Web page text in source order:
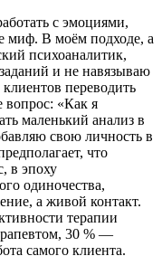
с эмоциями,
миф. В моём подходе, а
психоаналитик,
и не навязываю
переводить
вопрос: «Как я
маленький анализ в
свою личность в
что
в эпоху
одиночества,
а живой контакт.
терапии
30 % —
самого клиента.